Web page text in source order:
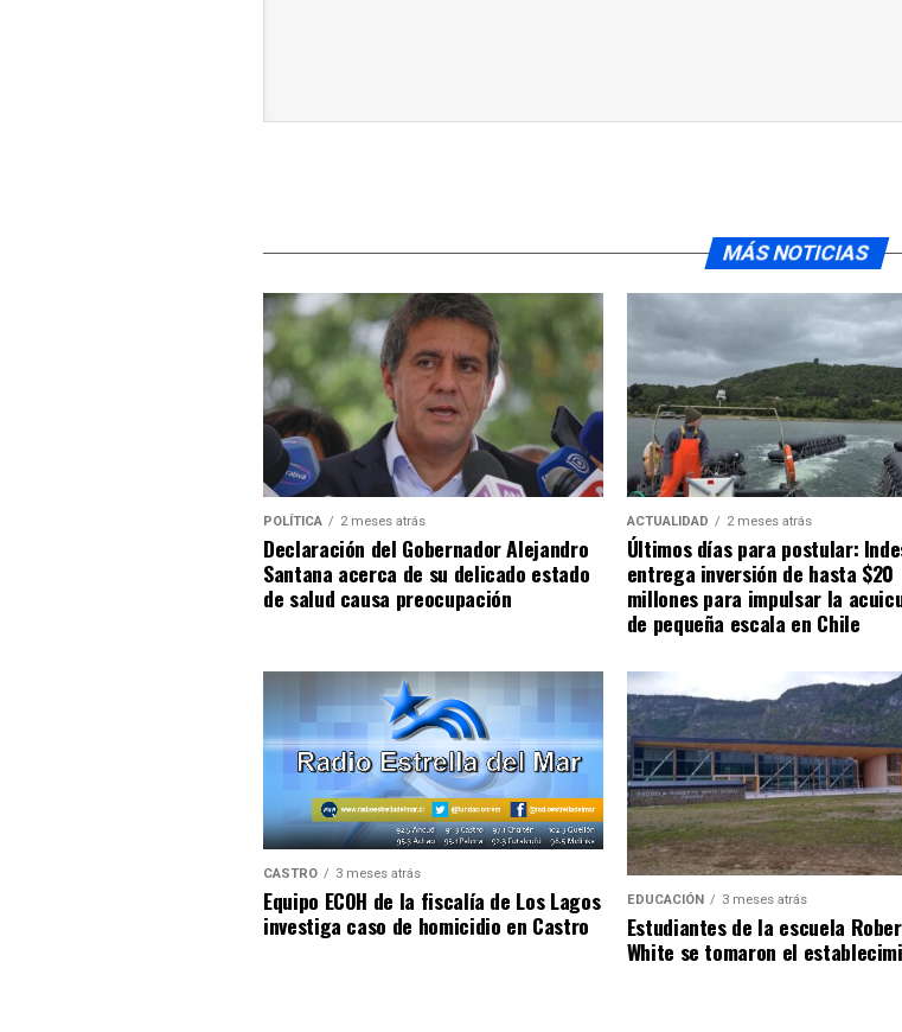
MÁS NOTICIAS
POLÍTICA 2 meses atrás
Declaración del Gobernador Alejandro
Santana acerca de su delicado estado
de salud causa preocupación
ACTUALIDAD 2 meses atrás
Últimos días para postular:
entrega inversión de hasta $20
millones para impulsar la
de pequeña escala en Chile
CASTRO 3 meses atrás
Equipo ECOH de la fiscalía de Los Lagos
investiga caso de homicidio en Castro
EDUCACIÓN 3 meses atrás
Estudiantes de la escuela
White se tomaron el